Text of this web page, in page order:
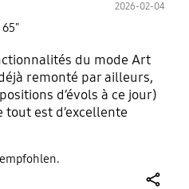
2026-02-04
65"
du mode Art
remonté par ailleurs,
d’évols à ce jour)
est d’excellente
attendre d’un produit